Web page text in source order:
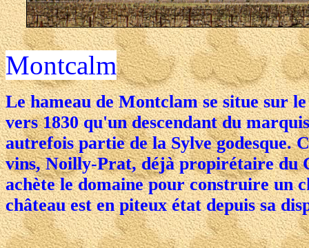
Montcalm
Le hameau de Montclam se situe sur
vers 1830 qu'un descendant du
autrefois partie de la Sylve godesque.
vins, Noilly-Prat, déjà propirétaire du
achète le domaine pour construire un
château est en piteux état depuis sa